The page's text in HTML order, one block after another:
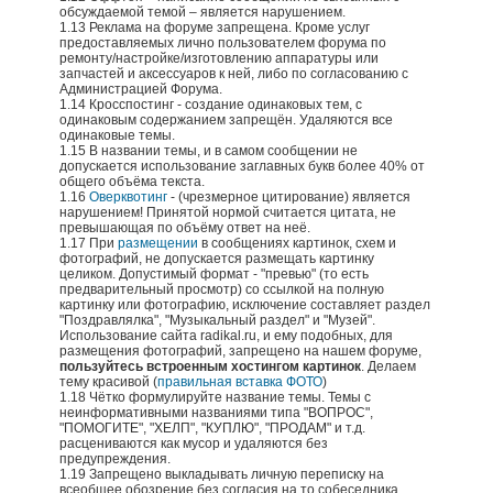
обсуждаемой темой – является нарушением.
1.13 Реклама на форуме запрещена. Кроме услуг
предоставляемых лично пользователем форума по
ремонту/настройке/изготовлению аппаратуры или
запчастей и аксессуаров к ней, либо по согласованию с
Администрацией Форума.
1.14 Кросспостинг - создание одинаковых тем, с
одинаковым содержанием запрещён. Удаляются все
одинаковые темы.
1.15 В названии темы, и в самом сообщении не
допускается использование заглавных букв более 40% от
общего объёма текста.
1.16 Оверквотинг - (чрезмерное цитирование) является
нарушением! Принятой нормой считается цитата, не
превышающая по объёму ответ на неё.
1.17 При размещении в сообщениях картинок, схем и
фотографий, не допускается размещать картинку
целиком. Допустимый формат - "превью" (то есть
предварительный просмотр) со ссылкой на полную
картинку или фотографию, исключение составляет раздел
"Поздравлялка", "Музыкальный раздел" и "Музей".
Использование сайта rаdikаl.ru, и ему подобных, для
размещения фотографий, запрещено на нашем форуме,
пользуйтесь встроенным хостингом картинок. Делаем
тему красивой (правильная вставка ФОТО)
1.18 Чётко формулируйте название темы. Темы с
неинформативными названиями типа "ВОПРОС",
"ПОМОГИТЕ", "ХЕЛП", "КУПЛЮ", "ПРОДАМ" и т.д.
расцениваются как мусор и удаляются без
предупреждения.
1.19 Запрещено выкладывать личную переписку на
всеобщее обозрение без согласия на то собеседника.